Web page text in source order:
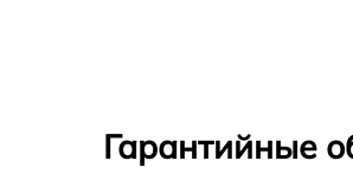
Гарантийные